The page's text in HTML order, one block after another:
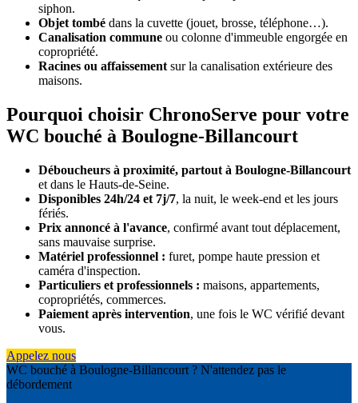
siphon.
Objet tombé dans la cuvette (jouet, brosse, téléphone…).
Canalisation commune ou colonne d'immeuble engorgée en
copropriété.
Racines ou affaissement sur la canalisation extérieure des
maisons.
Pourquoi choisir ChronoServe pour votre
WC bouché à Boulogne-Billancourt
Déboucheurs à proximité, partout à Boulogne-Billancourt
et dans le Hauts-de-Seine.
Disponibles 24h/24 et 7j/7, la nuit, le week-end et les jours
fériés.
Prix annoncé à l'avance, confirmé avant tout déplacement,
sans mauvaise surprise.
Matériel professionnel : furet, pompe haute pression et
caméra d'inspection.
Particuliers et professionnels : maisons, appartements,
copropriétés, commerces.
Paiement après intervention, une fois le WC vérifié devant
vous.
Appelez nous
WC bouché à Boulogne-Billancourt ? N'attendez pas le
débordement